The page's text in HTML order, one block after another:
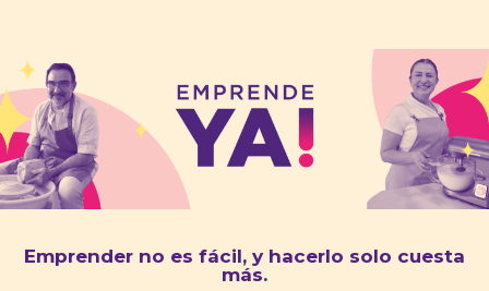
Emprender no es fácil, y hacerlo solo cuesta
más.